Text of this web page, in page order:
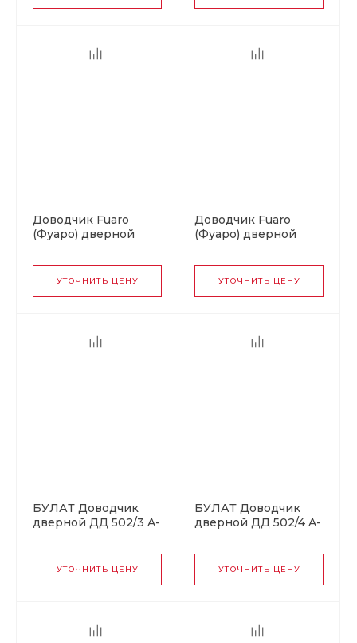
Доводчик Fuaro
(Фуаро) дверной
до 65 кг (алюминий)
УТОЧНИТЬ ЦЕНУ
Доводчик Fuaro
(Фуаро) дверной
AL w/o arm до 80 кг
(алюминий) без тяг в
УТОЧНИТЬ ЦЕНУ
БУЛАТ Доводчик
дверной ДД 502/3 A-
(10)
УТОЧНИТЬ ЦЕНУ
БУЛАТ Доводчик
дверной ДД 502/4 A-
коричневый (10)
УТОЧНИТЬ ЦЕНУ